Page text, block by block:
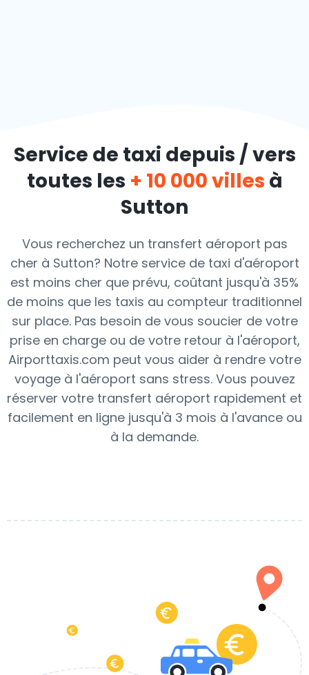
Service de taxi depuis / vers
toutes les + 10 000 villes à
Sutton
Vous recherchez un transfert aéroport pas
cher à Sutton? Notre service de taxi d'aéroport
est moins cher que prévu, coûtant jusqu'à 35%
de moins que les taxis au compteur traditionnel
sur place. Pas besoin de vous soucier de votre
prise en charge ou de votre retour à l'aéroport,
Airporttaxis.com peut vous aider à rendre votre
voyage à l'aéroport sans stress. Vous pouvez
réserver votre transfert aéroport rapidement et
facilement en ligne jusqu'à 3 mois à l'avance ou
à la demande.